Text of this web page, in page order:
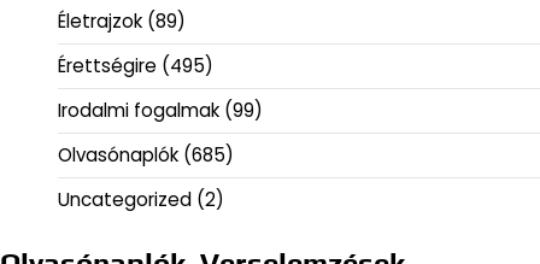
Életrajzok (89)
Érettségire (495)
Irodalmi fogalmak (99)
Olvasónaplók (685)
Uncategorized (2)